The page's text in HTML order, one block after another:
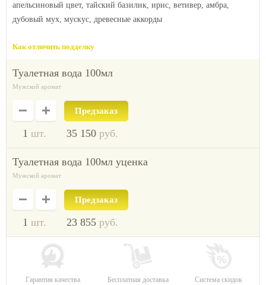
Как отличить подделку
апельсиновый цвет, тайский базилик, ирис, ветивер, амбра,
дубовый мух, мускус, древесные аккорды
туалетная вода 100мл
Мужской аромат
1 шт.
Предзаказ
35 150 руб.
туалетная вода 100мл уценка
Мужской аромат
1 шт.
Предзаказ
23 855 руб.
Гарантия качества Бесплатная доставка Система скидок